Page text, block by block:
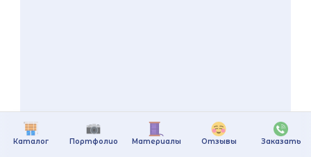
Каталог Портфолио Материалы Отзывы Заказать